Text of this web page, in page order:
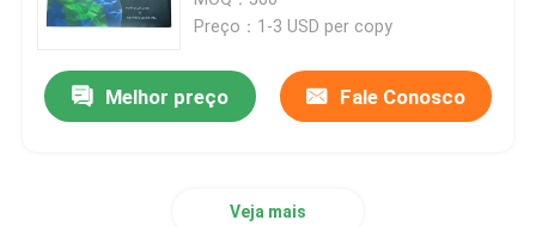
Preço：1-3 USD per copy
Melhor preço Fale Conosco
Veja mais